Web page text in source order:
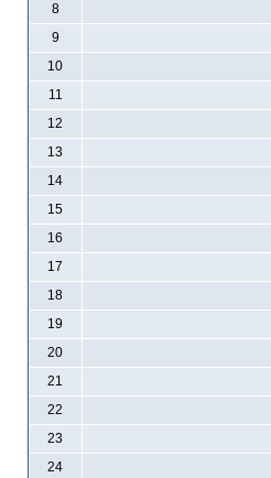
8
9
10
11
12
13
14
15
16
17
18
19
20
21
22
23
24